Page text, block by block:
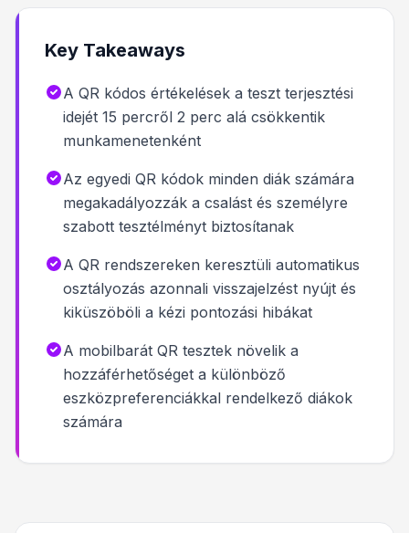
Key Takeaways
A QR kódos értékelések a teszt terjesztési
idejét 15 percről 2 perc alá csökkentik
munkamenetenként
Az egyedi QR kódok minden diák számára
megakadályozzák a csalást és személyre
szabott tesztélményt biztosítanak
A QR rendszereken keresztüli automatikus
osztályozás azonnali visszajelzést nyújt és
kiküszöböli a kézi pontozási hibákat
A mobilbarát QR tesztek növelik a
hozzáférhetőséget a különböző
eszközpreferenciákkal rendelkező diákok
számára